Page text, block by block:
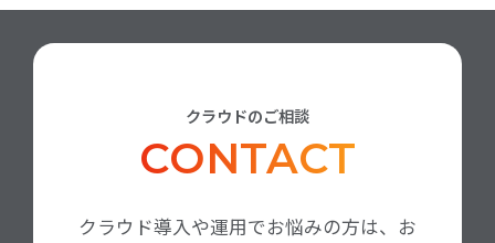
クラウドのご相談
CONTACT
クラウド導入や運用でお悩みの方は、お